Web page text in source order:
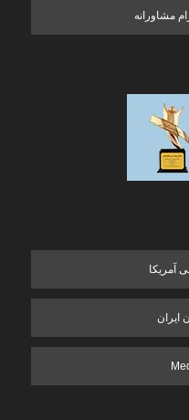
مشاورانه
آمریکا
ایران